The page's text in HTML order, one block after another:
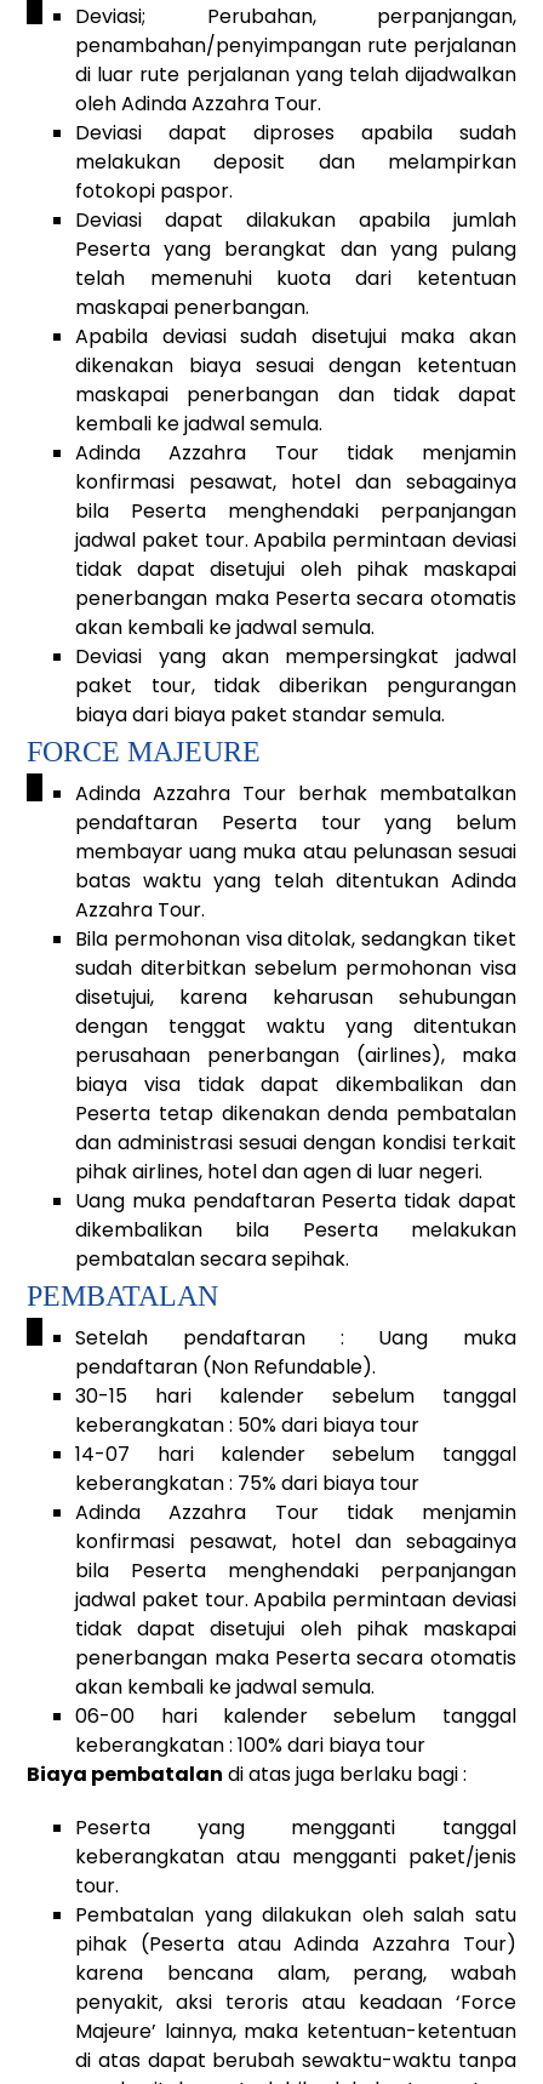
Deviasi; Perubahan, perpanjangan,
penambahan/penyimpangan rute perjalanan
di luar rute perjalanan yang telah dijadwalkan
oleh Adinda Azzahra Tour.
Deviasi dapat diproses apabila sudah
melakukan deposit dan melampirkan
fotokopi paspor.
Deviasi dapat dilakukan apabila jumlah
Peserta yang berangkat dan yang pulang
telah memenuhi kuota dari ketentuan
maskapai penerbangan.
Apabila deviasi sudah disetujui maka akan
dikenakan biaya sesuai dengan ketentuan
maskapai penerbangan dan tidak dapat
kembali ke jadwal semula.
Adinda Azzahra Tour tidak menjamin
konfirmasi pesawat, hotel dan sebagainya
bila Peserta menghendaki perpanjangan
jadwal paket tour. Apabila permintaan deviasi
tidak dapat disetujui oleh pihak maskapai
penerbangan maka Peserta secara otomatis
akan kembali ke jadwal semula.
Deviasi yang akan mempersingkat jadwal
paket tour, tidak diberikan pengurangan
biaya dari biaya paket standar semula.
FORCE MAJEURE
Adinda Azzahra Tour berhak membatalkan
pendaftaran Peserta tour yang belum
membayar uang muka atau pelunasan sesuai
batas waktu yang telah ditentukan Adinda
Azzahra Tour.
Bila permohonan visa ditolak, sedangkan tiket
sudah diterbitkan sebelum permohonan visa
disetujui, karena keharusan sehubungan
dengan tenggat waktu yang ditentukan
perusahaan penerbangan (airlines), maka
biaya visa tidak dapat dikembalikan dan
Peserta tetap dikenakan denda pembatalan
dan administrasi sesuai dengan kondisi terkait
pihak airlines, hotel dan agen di luar negeri.
Uang muka pendaftaran Peserta tidak dapat
dikembalikan bila Peserta melakukan
pembatalan secara sepihak.
PEMBATALAN
Setelah pendaftaran : Uang muka
pendaftaran (Non Refundable).
30-15 hari kalender sebelum tanggal
keberangkatan : 50% dari biaya tour
14-07 hari kalender sebelum tanggal
keberangkatan : 75% dari biaya tour
Adinda Azzahra Tour tidak menjamin
konfirmasi pesawat, hotel dan sebagainya
bila Peserta menghendaki perpanjangan
jadwal paket tour. Apabila permintaan deviasi
tidak dapat disetujui oleh pihak maskapai
penerbangan maka Peserta secara otomatis
akan kembali ke jadwal semula.
06-00 hari kalender sebelum tanggal
keberangkatan : 100% dari biaya tour
Biaya pembatalan di atas juga berlaku bagi :
Peserta yang mengganti tanggal
keberangkatan atau mengganti paket/jenis
tour.
Pembatalan yang dilakukan oleh salah satu
pihak (Peserta atau Adinda Azzahra Tour)
karena bencana alam, perang, wabah
penyakit, aksi teroris atau keadaan ‘Force
Majeure’ lainnya, maka ketentuan-ketentuan
di atas dapat berubah sewaktu-waktu tanpa